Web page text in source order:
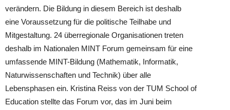
verändern. Die Bildung in diesem Bereich ist deshalb
eine Voraussetzung für die politische Teilhabe und
Mitgestaltung. 24 überregionale Organisationen treten
deshalb im Nationalen MINT Forum gemeinsam für eine
umfassende MINT-Bildung (Mathematik, Informatik,
Naturwissenschaften und Technik) über alle
Lebensphasen ein. Kristina Reiss von der TUM School of
Education stellte das Forum vor, das im Juni beim